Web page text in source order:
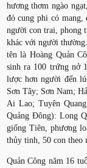
hương thơm ngào
đó cung phi có mang,
người con trai, phong
khác với người
tên là Hoàng Quản
sinh ra 100 trứng nở
lược hơn người đến
Sơn Tây; Sơn Nam;
Ai Lao; Tuyên
Quảng Đông): Long
giống Tiên, phương
thủy tinh, 50 con theo
Quản Công năm 16